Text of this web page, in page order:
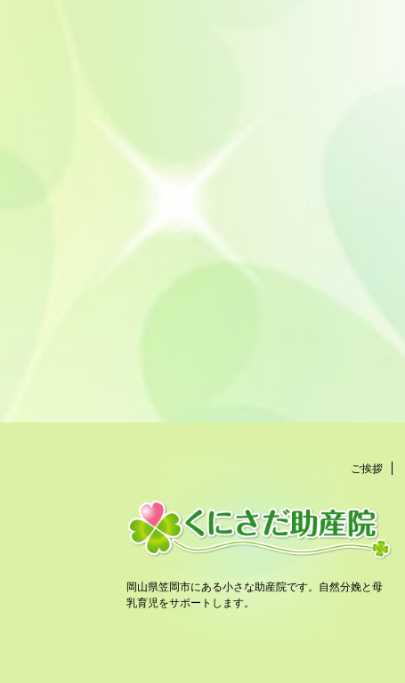
ご挨拶
岡山県笠岡市にある小さな助産院です。自然分娩と母
乳育児をサポートします。